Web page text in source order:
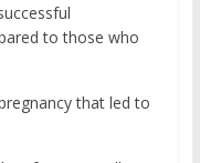
to those who
that led to